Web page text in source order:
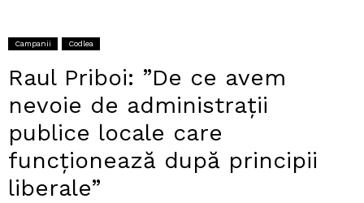
Campanii Codlea
Raul Priboi: ”De ce avem
nevoie de administrații
publice locale care
funcționează după principii
liberale”